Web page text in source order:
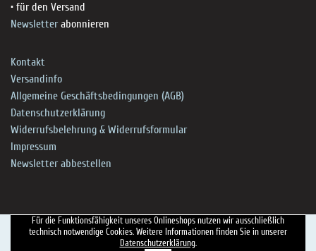
• für den Versand
Newsletterabonnieren
Kontakt
Versandinfo
Allgemeine Geschäftsbedingungen (AGB)
Datenschutzerklärung
Widerrufsbelehrung & Widerrufsformular
Impressum
Newsletter abbestellen
Für die Funktionsfähigkeit unseres Onlineshops nutzen wir ausschließlich
technisch notwendige Cookies. Weitere Informationen finden Sie in unserer
Datenschutzerklärung.